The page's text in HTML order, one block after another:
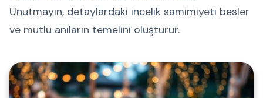
Unutmayın, detaylardaki incelik samimiyeti besler
ve mutlu anıların temelini oluşturur.